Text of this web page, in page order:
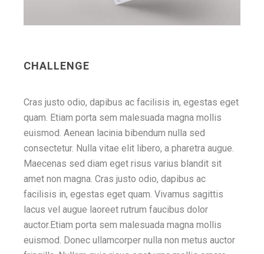
CHALLENGE
Cras justo odio, dapibus ac facilisis in, egestas eget
quam. Etiam porta sem malesuada magna mollis
euismod. Aenean lacinia bibendum nulla sed
consectetur. Nulla vitae elit libero, a pharetra augue.
Maecenas sed diam eget risus varius blandit sit
amet non magna. Cras justo odio, dapibus ac
facilisis in, egestas eget quam. Vivamus sagittis
lacus vel augue laoreet rutrum faucibus dolor
auctor.Etiam porta sem malesuada magna mollis
euismod. Donec ullamcorper nulla non metus auctor